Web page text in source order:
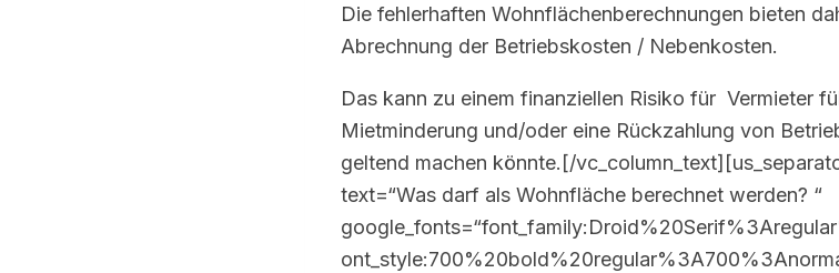
Die fehlerhaften Wohnflächenberechnungen bieten
Abrechnung der Betriebskosten / Nebenkosten.
Das kann zu einem finanziellen Risiko für Vermieter
Mietminderung und/oder eine Rückzahlung von
geltend machen könnte.[/
text=“Was darf als Wohnfläche berechnet werden? “